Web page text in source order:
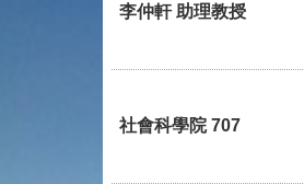
李仲軒 助理教授
社會科學院 707